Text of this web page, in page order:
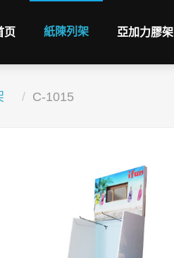
页 紙陳列架 亞加力膠架
C-1015